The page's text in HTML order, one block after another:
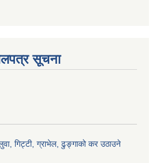
सूचना
गिट्टी, ग्राभेल, ढुङ्गाको कर उठाउने